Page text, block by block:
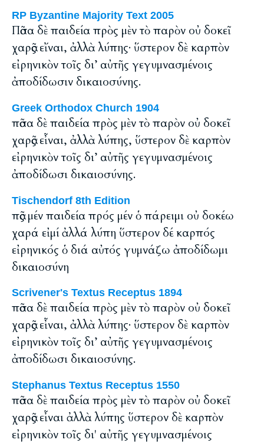
RP Byzantine Majority Text 2005
Πᾶσα δὲ παιδεία πρὸς μὲν τὸ παρὸν οὐ δοκεῖ
χαρᾶς εἴναι, ἀλλὰ λύπης· ὕστερον δὲ καρπὸν
εἰρηνικὸν τοῖς δι’ αὐτῆς γεγυμνασμένοις
ἀποδίδωσιν δικαιοσύνης.
Greek Orthodox Church 1904
πᾶσα δὲ παιδεία πρὸς μὲν τὸ παρὸν οὐ δοκεῖ
χαρᾶς εἶναι, ἀλλὰ λύπης, ὕστερον δὲ καρπὸν
εἰρηνικὸν τοῖς δι’ αὐτῆς γεγυμνασμένοις
ἀποδίδωσι δικαιοσύνης.
Tischendorf 8th Edition
πᾶς μέν παιδεία πρός μέν ὁ πάρειμι οὐ δοκέω
χαρά εἰμί ἀλλά λύπη ὕστερον δέ καρπός
εἰρηνικός ὁ διά αὐτός γυμνάζω ἀποδίδωμι
δικαιοσύνη
Scrivener's Textus Receptus 1894
πᾶσα δὲ παιδεία πρὸς μὲν τὸ παρὸν οὐ δοκεῖ
χαρᾶς εἶναι, ἀλλὰ λύπης· ὕστερον δὲ καρπὸν
εἰρηνικὸν τοῖς δι’ αὐτῆς γεγυμνασμένοις
ἀποδίδωσι δικαιοσύνης.
Stephanus Textus Receptus 1550
πᾶσα δὲ παιδεία πρὸς μὲν τὸ παρὸν οὐ δοκεῖ
χαρᾶς εἶναι ἀλλὰ λύπης ὕστερον δὲ καρπὸν
εἰρηνικὸν τοῖς δι' αὐτῆς γεγυμνασμένοις